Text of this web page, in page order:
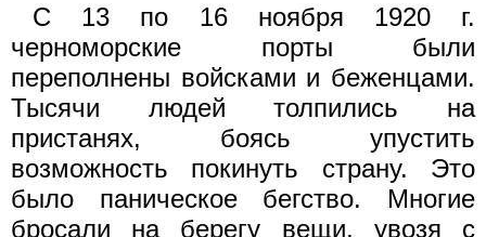
С 13 по 16 ноября 1920 г.
черноморские порты были
переполнены войсками и беженцами.
Тысячи людей толпились на
пристанях, боясь упустить
возможность покинуть страну. Это
было паническое бегство. Многие
бросали на берегу вещи, увозя с